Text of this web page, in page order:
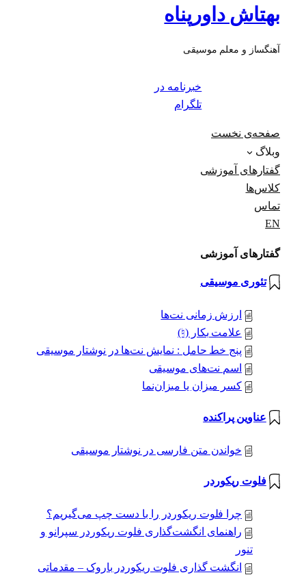
بهتاش داورپناه
آهنگساز و معلم موسیقی
خبرنامه در
تلگرام
صفحه‌ی نخست
وبلاگ
گفتارهای آموزشی
کلاس‌ها
تماس
EN
گفتارهای آموزشی
تئوری موسیقی
ارزش زمانی نت‌ها
علامت بکار (♮)
پنج خط حامل : نمایش نت‌ها در نوشتار موسیقی
اسم نت‌های موسیقی
کسر میزان یا میزان‌نما
عناوین پراکنده
خواندن متن فارسی در نوشتار موسیقی
فلوت ریکوردر
چرا فلوت ریکوردر را با دست چپ می‌گیریم؟
راهنمای انگشت‌گذاری فلوت ریکوردر سپرانو و
تنور
انگشت گذاری فلوت ریکوردر باروک – مقدماتی